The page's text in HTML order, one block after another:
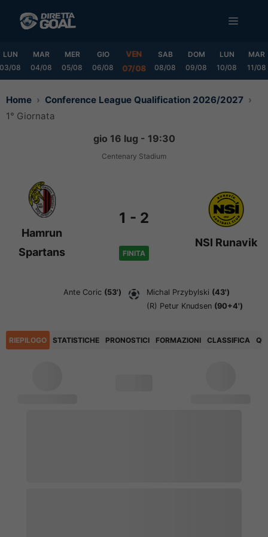
MENU
LUN
03/08
MAR
04/08
MER
05/08
GIO
06/08
VEN
07/08
SAB
08/08
DOM
09/08
LUN
10/08
MAR
11/08
Home
Conference League Qualification 2026/2027
1° Giornata
gio 16 lug - 19:30
Centenary Stadium
Hamrun
Spartans
1 - 2
FINITA
NSI Runavik
Ante Coric (53') Michal Przybylski (43')
(R) Petur Knudsen (90+4')
RIEPILOGO STATISTICHE PRONOSTICI FORMAZIONI CLASSIFICA